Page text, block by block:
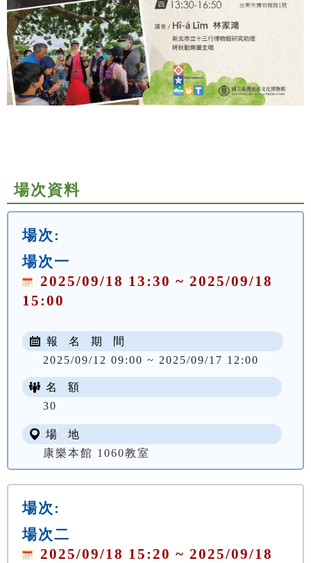
場次資料
場次:
場次一
2025/09/18 13:30 ~ 2025/09/18
15:00
報 名 期 間
2025/09/12 09:00 ~ 2025/09/17 12:00
名 額
30
場 地
康樂本館 1060教室
場次:
場次二
2025/09/18 15:20 ~ 2025/09/18